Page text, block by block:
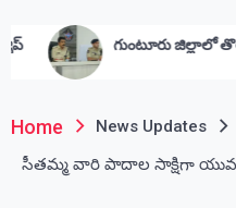
జిల్లాలో తొలి పిడీ యాక్ట్ కేసు నమోదు
Home
News Updates
సీతమ్మ వారి పాదాల సాక్షిగా